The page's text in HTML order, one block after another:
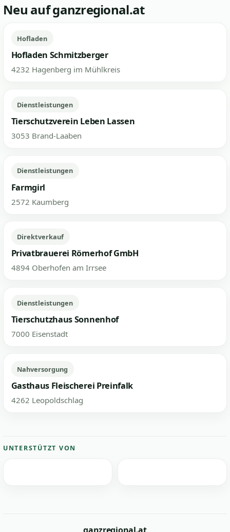
Neu auf ganzregional.at
Hofladen
Hofladen Schmitzberger
4232 Hagenberg im Mühlkreis
Dienstleistungen
Tierschutzverein Leben Lassen
3053 Brand-Laaben
Dienstleistungen
Farmgirl
2572 Kaumberg
Direktverkauf
Privatbrauerei Römerhof GmbH
4894 Oberhofen am Irrsee
Dienstleistungen
Tierschutzhaus Sonnenhof
7000 Eisenstadt
Nahversorgung
Gasthaus Fleischerei Preinfalk
4262 Leopoldschlag
UNTERSTÜTZT VON